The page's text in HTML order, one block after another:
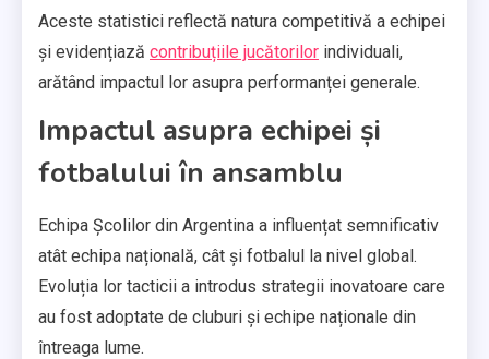
Aceste statistici reflectă natura competitivă a echipei
și evidențiază contribuțiile jucătorilor individuali,
arătând impactul lor asupra performanței generale.
Impactul asupra echipei și
fotbalului în ansamblu
Echipa Școlilor din Argentina a influențat semnificativ
atât echipa națională, cât și fotbalul la nivel global.
Evoluția lor tacticii a introdus strategii inovatoare care
au fost adoptate de cluburi și echipe naționale din
întreaga lume.